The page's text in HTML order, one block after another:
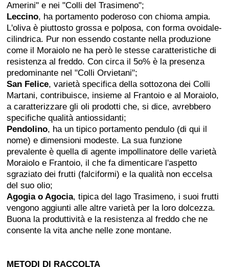
Amerini" e nei "Colli del Trasimeno";
Leccino, ha portamento poderoso con chioma ampia.
L'oliva è piuttosto grossa e polposa, con forma ovoidale-
cilindrica. Pur non essendo costante nella produzione
come il Moraiolo ne ha però le stesse caratteristiche di
resistenza al freddo. Con circa il 5o% è la presenza
predominante nel "Colli Orvietani";
San Felice, varietà specifica della sottozona dei Colli
Martani, contribuisce, insieme al Frantoio e al Moraiolo,
a caratterizzare gli oli prodotti che, si dice, avrebbero
specifiche qualità antiossidanti;
Pendolino, ha un tipico portamento pendulo (di qui il
nome) e dimensioni modeste. La sua funzione
prevalente è quella di agente impollinatore delle varietà
Moraiolo e Frantoio, il che fa dimenticare l'aspetto
sgraziato dei frutti (falciformi) e la qualità non eccelsa
del suo olio;
Agogia o Agocia, tipica del lago Trasimeno, i suoi frutti
vengono aggiunti alle altre varietà per la loro dolcezza.
Buona la produttività e la resistenza al freddo che ne
consente la vita anche nelle zone montane.
METODI DI RACCOLTA